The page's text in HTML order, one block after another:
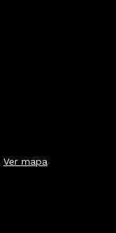
Ver mapa